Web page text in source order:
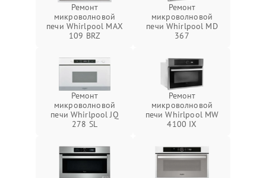
Ремонт
микроволновой
печи Whirlpool MAX
109 BRZ
Ремонт
микроволновой
печи Whirlpool MD
367
Ремонт
микроволновой
печи Whirlpool JQ
278 SL
Ремонт
микроволновой
печи Whirlpool MW
4100 IX